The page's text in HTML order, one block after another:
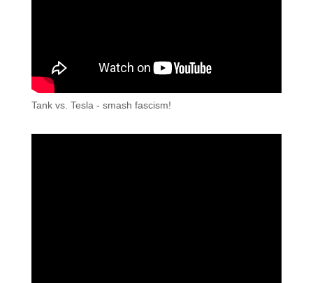
Tank vs. Tesla - smash fascism!